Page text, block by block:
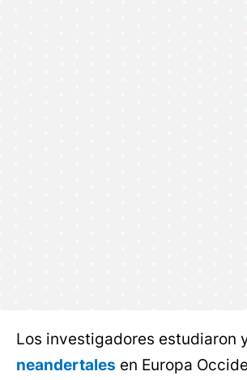
Los investigadores estudiaron
neandertales en Europa